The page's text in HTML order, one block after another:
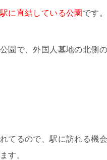
に直結している公園 です。
園で、外国人墓地の北側
てるので、駅に訪れる機
す。